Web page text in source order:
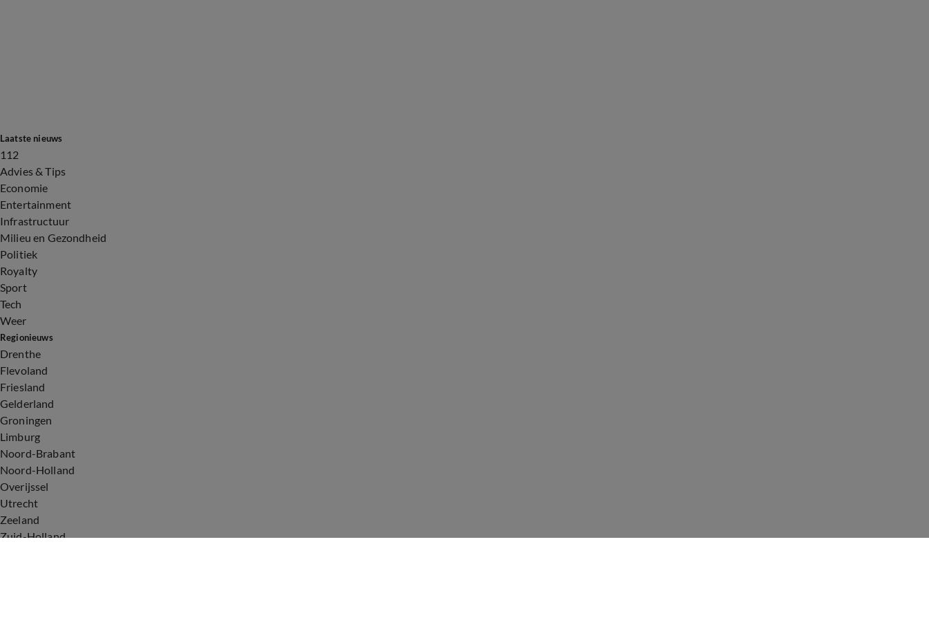
Laatste nieuws
112
Advies & Tips
Economie
Entertainment
Infrastructuur
Milieu en Gezondheid
Politiek
Royalty
Sport
Tech
Weer
Regionieuws
Drenthe
Flevoland
Friesland
Gelderland
Groningen
Limburg
Noord-Brabant
Noord-Holland
Overijssel
Utrecht
Zeeland
Zuid-Holland